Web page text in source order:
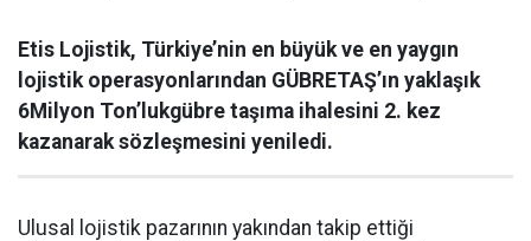
Etis Lojistik, Türkiye’nin en büyük ve en yaygın
lojistik operasyonlarından GÜBRETAŞ’ın yaklaşık
6Milyon Ton’lukgübre taşıma ihalesini 2. kez
kazanarak sözleşmesini yeniledi.
Ulusal lojistik pazarının yakından takip ettiği